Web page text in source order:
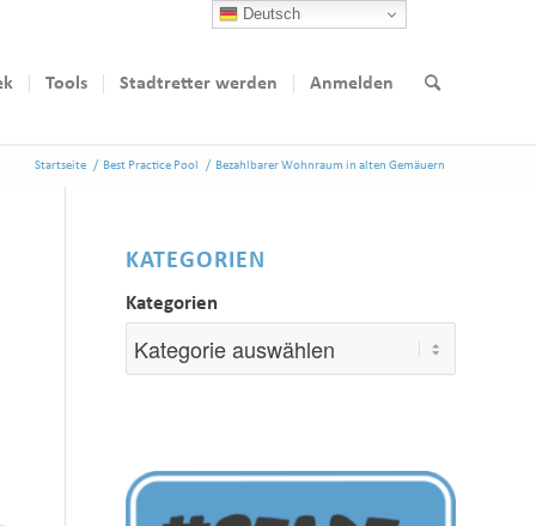
Tools Stadtretter werden Anmelden
Startseite / Best Practice Pool / Bezahlbarer Wohnraum in alten Gemäuern
KATEGORIEN
Kategorien
Deutsch